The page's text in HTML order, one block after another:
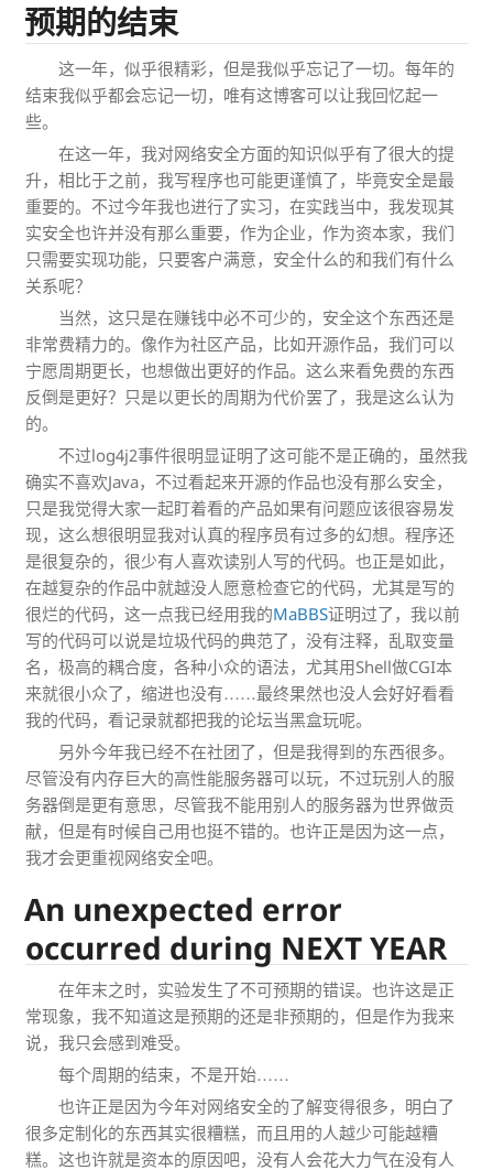
预期的结束
这一年，似乎很精彩，但是我似乎忘记了一切。每年的
结束我似乎都会忘记一切，唯有这博客可以让我回忆起一
些。
在这一年，我对网络安全方面的知识似乎有了很大的提
升，相比于之前，我写程序也可能更谨慎了，毕竟安全是最
重要的。不过今年我也进行了实习，在实践当中，我发现其
实安全也许并没有那么重要，作为企业，作为资本家，我们
只需要实现功能，只要客户满意，安全什么的和我们有什么
关系呢？
当然，这只是在赚钱中必不可少的，安全这个东西还是
非常费精力的。像作为社区产品，比如开源作品，我们可以
宁愿周期更长，也想做出更好的作品。这么来看免费的东西
反倒是更好？只是以更长的周期为代价罢了，我是这么认为
的。
不过log4j2事件很明显证明了这可能不是正确的，虽然我
确实不喜欢Java，不过看起来开源的作品也没有那么安全，
只是我觉得大家一起盯着看的产品如果有问题应该很容易发
现，这么想很明显我对认真的程序员有过多的幻想。程序还
是很复杂的，很少有人喜欢读别人写的代码。也正是如此，
在越复杂的作品中就越没人愿意检查它的代码，尤其是写的
很烂的代码，这一点我已经用我的MaBBS证明过了，我以前
写的代码可以说是垃圾代码的典范了，没有注释，乱取变量
名，极高的耦合度，各种小众的语法，尤其用Shell做CGI本
来就很小众了，缩进也没有……最终果然也没人会好好看看
我的代码，看记录就都把我的论坛当黑盒玩呢。
另外今年我已经不在社团了，但是我得到的东西很多。
尽管没有内存巨大的高性能服务器可以玩，不过玩别人的服
务器倒是更有意思，尽管我不能用别人的服务器为世界做贡
献，但是有时候自己用也挺不错的。也许正是因为这一点，
我才会更重视网络安全吧。
An unexpected error
occurred during NEXT YEAR
在年末之时，实验发生了不可预期的错误。也许这是正
常现象，我不知道这是预期的还是非预期的，但是作为我来
说，我只会感到难受。
每个周期的结束，不是开始……
也许正是因为今年对网络安全的了解变得很多，明白了
很多定制化的东西其实很糟糕，而且用的人越少可能越糟
糕。这也许就是资本的原因吧，没有人会花大力气在没有人